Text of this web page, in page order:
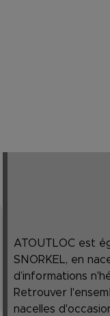
ATOUTLOC est
SNORKEL, en
d’informations
Retrouver
nacelles